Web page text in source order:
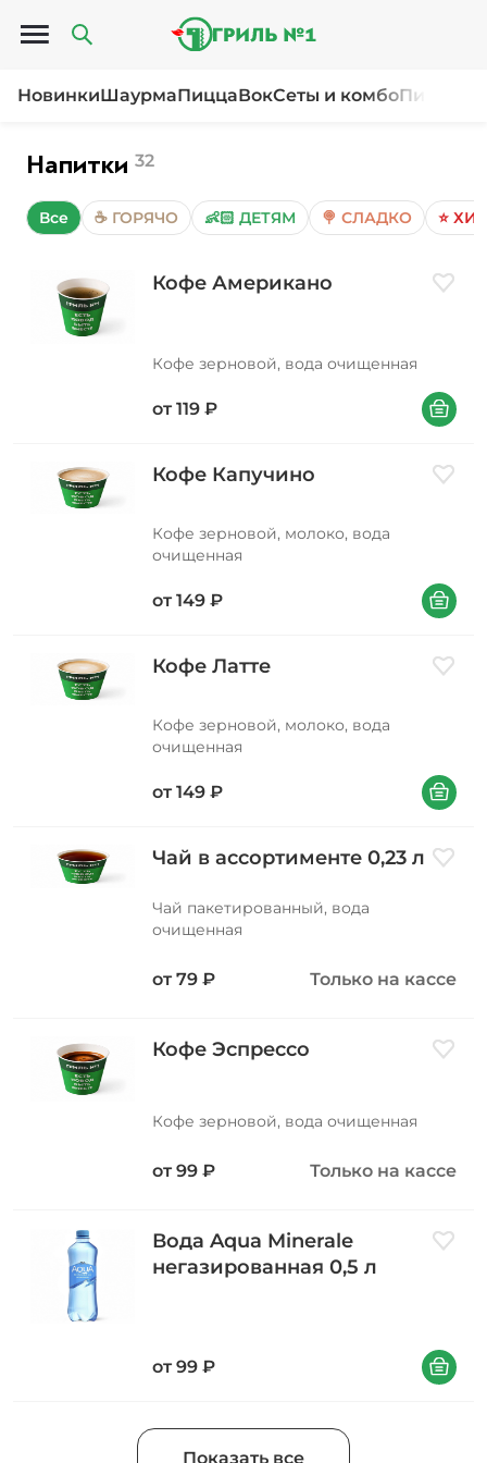
Открыть меню
НовинкиШаурмаПиццаВокСеты и комбоПироги
Напитки 32
Все ☕ ГОРЯЧО 👶🏻 ДЕТЯМ 🍭 СЛАДКО ⭐ ХИТ
Кофе Американо
Кофе зерновой, вода очищенная
от 119 ₽ В корзину
Кофе Капучино
Кофе зерновой, молоко, вода
очищенная
от 149 ₽ В корзину
Кофе Латте
Кофе зерновой, молоко, вода
очищенная
от 149 ₽ В корзину
Чай в ассортименте 0,23 л
Чай пакетированный, вода
очищенная
от 79 ₽ Только на кассе
Кофе Эспрессо
Кофе зерновой, вода очищенная
от 99 ₽ Только на кассе
Вода Aqua Minerale
негазированная 0,5 л
от 99 ₽ В корзину
Показать все